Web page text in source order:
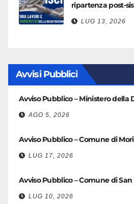
ripartenza post-
LUG 13, 2026
Avvisi Pubblici
Avviso Pubblico – Ministero della
AGO 5, 2026
Avviso Pubblico – Comune di
LUG 17, 2026
Avviso Pubblico – Comune di
LUG 10, 2026